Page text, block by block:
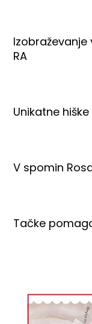
RA
Unikatne
V spomin
Tačke